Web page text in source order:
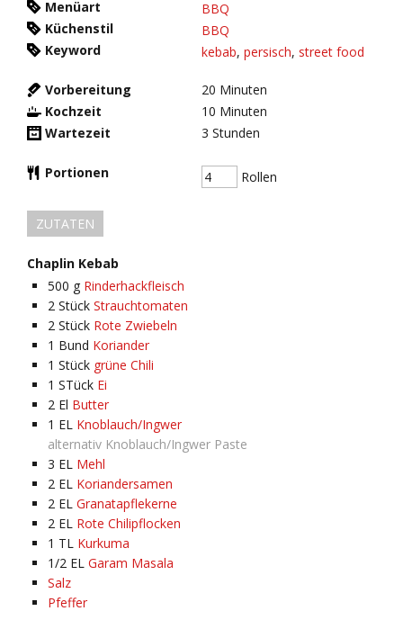
Menüart
BBQ
Küchenstil
BBQ
Keyword
kebab, persisch, street food
Vorbereitung 20 Minuten
Kochzeit
10 Minuten
Wartezeit
3 Stunden
Portionen Rollen
ZUTATEN
Chaplin Kebab
500 g Rinderhackfleisch
2 Stück Strauchtomaten
2 Stück Rote Zwiebeln
1 Bund Koriander
1 Stück grüne Chili
1 STück Ei
2 El Butter
1 EL Knoblauch/Ingwer
alternativ Knoblauch/Ingwer Paste
3 EL Mehl
2 EL Koriandersamen
2 EL Granatapflekerne
2 EL Rote Chilipflocken
1 TL Kurkuma
1/2 EL Garam Masala
Salz
Pfeffer